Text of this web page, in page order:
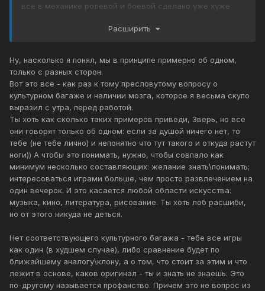
все в механике ролевой и боевой сделано уже хуже
Расширить
Ну, насколько я понял, мы в принципе примерно об одном,
только с разных сторон.
Вот это все - как раз к тому пресловутому вопросу о
культурном багаже и наличии мозга, которое я весьма скупо
выразил с утра, перед работой.
Ты хоть как сколько таких примеров приведи, Зверь, но все
они говорят только об одном: если за душой ничего нет, то
тебе (не тебе лично) и непонятно что тут такого и откуда растут
ноги)) А чтобы это понимать, нужно, чтобы совпало как
минимум несколько составляющих: желание знать\понимать;
интересоваться играми больше, чем просто развлечением на
один вечерок. И это касается любой области искусства:
музыка, кино, литература, рисование. Ты хоть лоб расшиби,
но от этого никуда не деться.
Нет соответствующего культурного багажа - тебе все игры
как один (в худшем случае), либо сравнение будет по
ближайшему аналогу\клону, а о том, что стоит за этим и что
лежит в основе, каков оригинал - ты и знать не знаешь. Это
по-другому называется профанство. Причем это не вопрос из